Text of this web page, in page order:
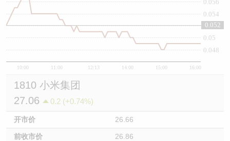
10:00 11:00 12/13 14:00 15:00 16:00
0.048
0.05
0.052
0.054
0.056
0.052
1810 小米集团
27.06
0.2 (+0.74%)
开市价 26.66
前收市价 26.86